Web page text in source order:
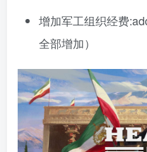
增加军工组织经费
全部增加）